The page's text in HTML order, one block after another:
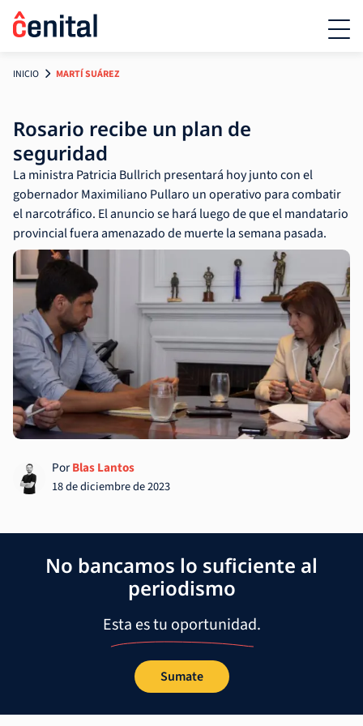
INICIO MARTÍ SUÁREZ
Rosario recibe un plan de
seguridad
La ministra Patricia Bullrich presentará hoy junto con el
gobernador Maximiliano Pullaro un operativo para combatir
el narcotráfico. El anuncio se hará luego de que el mandatario
provincial fuera amenazado de muerte la semana pasada.
PorBlas Lantos
18 de diciembre de 2023
No bancamos lo suficiente al
periodismo
Esta es tu oportunidad.
Sumate